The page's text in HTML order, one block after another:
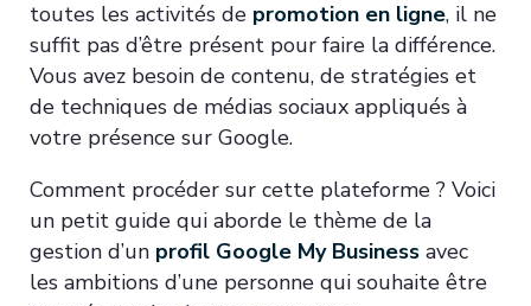
toutes les activités de promotion en ligne, il ne
suffit pas d’être présent pour faire la différence.
Vous avez besoin de contenu, de stratégies et
de techniques de médias sociaux appliqués à
votre présence sur Google.
Comment procéder sur cette plateforme ? Voici
un petit guide qui aborde le thème de la
gestion d’un profil Google My Business avec
les ambitions d’une personne qui souhaite être